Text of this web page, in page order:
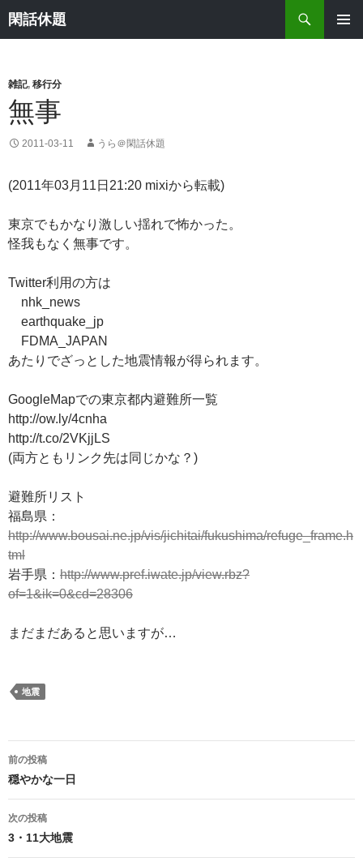
閑話休題
索
ン
ツ
へ
キ
プ
雑記, 移行分
無事
2011-03-11 うら＠閑話休題
(2011年03月11日21:20 mixiから転載)
東京でもかなり激しい揺れで怖かった。
怪我もなく無事です。
Twitter利用の方は
nhk_news
earthquake_jp
FDMA_JAPAN
あたりでざっとした地震情報が得られます。
GoogleMapでの東京都内避難所一覧
http://ow.ly/4cnha
http://t.co/2VKjjLS
(両方ともリンク先は同じかな？)
避難所リスト
福島県：
http://www.bousai.ne.jp/vis/jichitai/fukushima/refuge_frame.h
tml
岩手県： http://www.pref.iwate.jp/view.rbz?
of=1&ik=0&cd=28306
まだまだあると思いますが…
地震
投
稿
ナ
ビ
前の投稿
穏やかな一日
次の投稿
3・11大地震